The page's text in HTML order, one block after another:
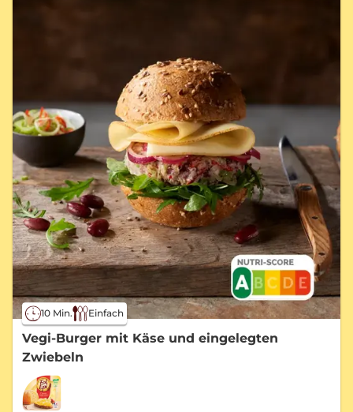
10 Min. Einfach
Vegi-Burger mit Käse und eingelegten
Zwiebeln